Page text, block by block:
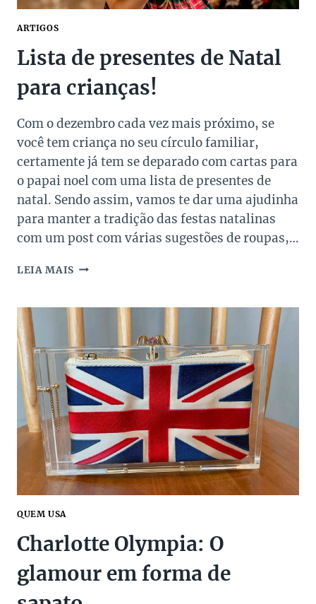
ARTIGOS
Lista de presentes de Natal
para crianças!
Com o dezembro cada vez mais próximo, se
você tem criança no seu círculo familiar,
certamente já tem se deparado com cartas para
o papai noel com uma lista de presentes de
natal. Sendo assim, vamos te dar uma ajudinha
para manter a tradição das festas natalinas
com um post com várias sugestões de roupas,…
LEIA MAIS LISTA
DE
NATAL
CRIANÇAS!
QUEM USA
Charlotte Olympia: O
glamour em forma de